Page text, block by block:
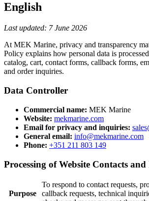
English
Last updated: 7 June 2026
At MEK Marine, privacy and transparency
Policy explains how personal data is
catalog, cart, contact forms, callback forms,
and order inquiries.
Data Controller
Commercial name: MEK Marine
Website: mekmarine.com
Email for privacy and inquiries:
General email: info@mekmarine.com
Phone: +351 211 803 149
Processing of Website Contacts
Purpose
To respond to contact requests,
callback requests, technical